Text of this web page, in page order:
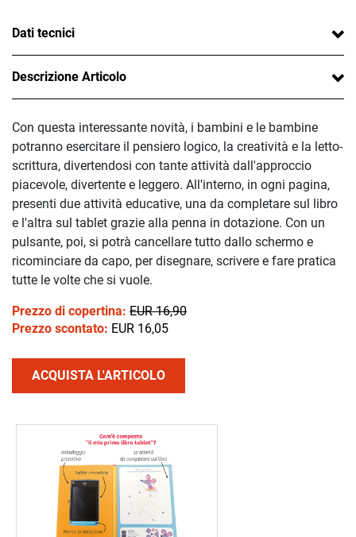
Dati tecnici
Descrizione Articolo
Con questa interessante novità, i bambini e le bambine
potranno esercitare il pensiero logico, la creatività e la letto-
scrittura, divertendosi con tante attività dall'approccio
piacevole, divertente e leggero. All'interno, in ogni pagina,
presenti due attività educative, una da completare sul libro
e l'altra sul tablet grazie alla penna in dotazione. Con un
pulsante, poi, si potrà cancellare tutto dallo schermo e
ricominciare da capo, per disegnare, scrivere e fare pratica
tutte le volte che si vuole.
Prezzo di copertina: EUR 16,90
Prezzo scontato: EUR 16,05
ACQUISTA L'ARTICOLO